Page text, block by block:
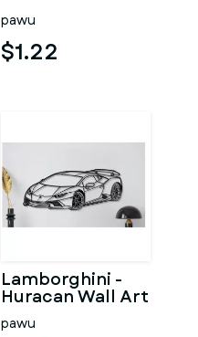
pawu
$1.22
Lamborghini -
Huracan Wall Art
pawu